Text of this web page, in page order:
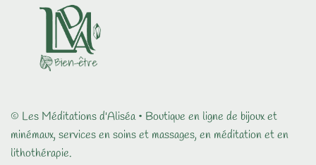
© Les Méditations d'Aliséa • Boutique en ligne de bijoux et
minémaux, services en soins et massages, en méditation et en
lithothérapie.